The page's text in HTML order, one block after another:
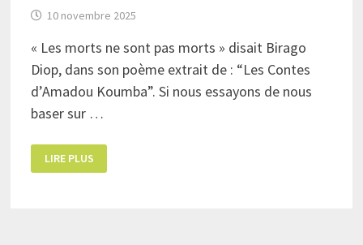
10 novembre 2025
« Les morts ne sont pas morts » disait Birago
Diop, dans son poème extrait de : “Les Contes
d’Amadou Koumba”. Si nous essayons de nous
baser sur …
T-
IL
LIRE PLUS